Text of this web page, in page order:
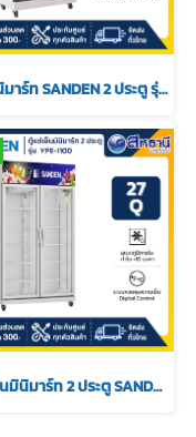
ตู้แช่มินิมาร์ท SANDEN 2 ประตู รุ่น SPN-1005 ขนาด 24.7 สีขาว
ตู้แช่เย็นมินิมาร์ท 2 ประตู SANDEN รุ่น YPE-1100 ความจุ 27Q